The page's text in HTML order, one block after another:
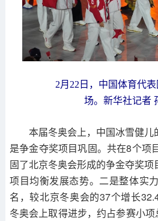
2月22日，中国体育代表
场。新华社记者
本届冬奥会上，中国冰雪健
是争金夺奖项目巩固。共在8个项
固了北京冬奥会形成的争金夺奖
项目均衡发展态势。二是整体实
名，较北京冬奥会的37个增长
冬奥会上取得进步，约占参赛小